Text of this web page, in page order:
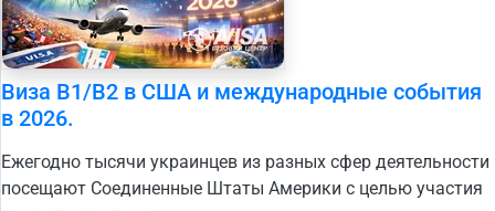
Виза B1/B2 в США и международные события
в 2026.
Ежегодно тысячи украинцев из разных сфер деятельности
посещают Соединенные Штаты Америки с целью участия